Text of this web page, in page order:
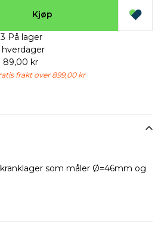
som måler Ø=46mm og
Kjøp
3 På lager
hverdager
89,00 kr
frakt over 899,00 kr